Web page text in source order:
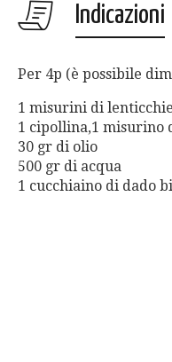
Indicazioni
Per 4p (è possibile
1 misurini di
1 cipollina,1 misurino
30 gr di olio
500 gr di acqua
1 cucchiaino di dado